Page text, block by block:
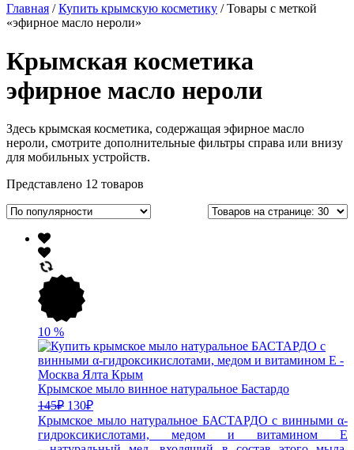
Главная /Купить крымскую косметику / Товары с меткой
«эфирное масло нероли»
Крымская косметика
эфирное масло нероли
Здесь крымская косметика, содержащая эфирное масло
нероли, смотрите дополнительные фильтры справа или внизу
для мобильных устройств.
Представлено 12 товаров
10 %
Крымское мыло винное натуральное Бастардо
145₽ 130₽
Крымское мыло натуральное БАСТАРДО с винными α-
гидроксикислотами, медом и витамином Е